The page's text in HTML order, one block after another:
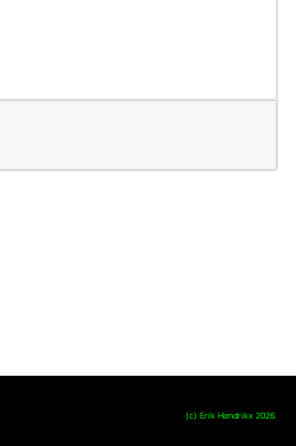
(c) Erik Hendrikx 2026.